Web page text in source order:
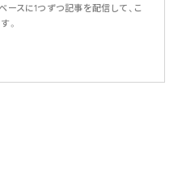
ースに1つずつ記事を配信して、こ
。